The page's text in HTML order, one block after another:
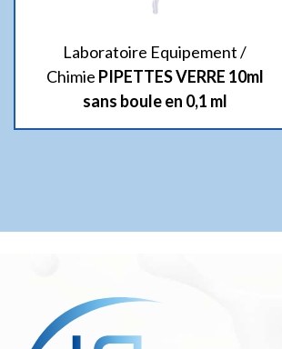
Laboratoire Equipement /
Chimie PIPETTES VERRE 10ml
sans boule en 0,1 ml